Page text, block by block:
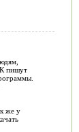
пишут
же у